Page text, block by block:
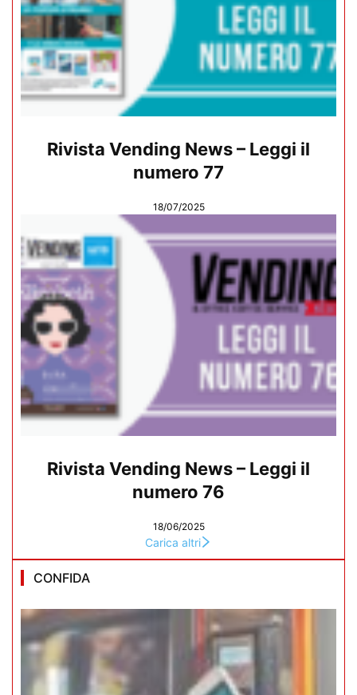
Rivista Vending News – Leggi il
numero 77
18/07/2025
Rivista Vending News – Leggi il
numero 76
18/06/2025
Carica altri
CONFIDA